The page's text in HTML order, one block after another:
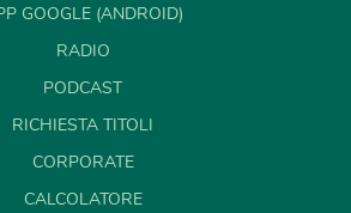
GOOGLE (ANDROID)
RADIO
PODCAST
RICHIESTA TITOLI
CORPORATE
CALCOLATORE